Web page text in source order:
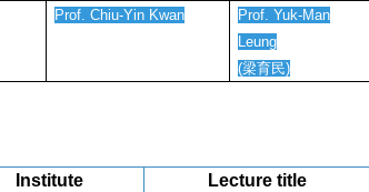
Prof. Chiu-Yin Kwan
Prof. Yuk-Man
Leung
(梁育民)
Institute
Lecture title